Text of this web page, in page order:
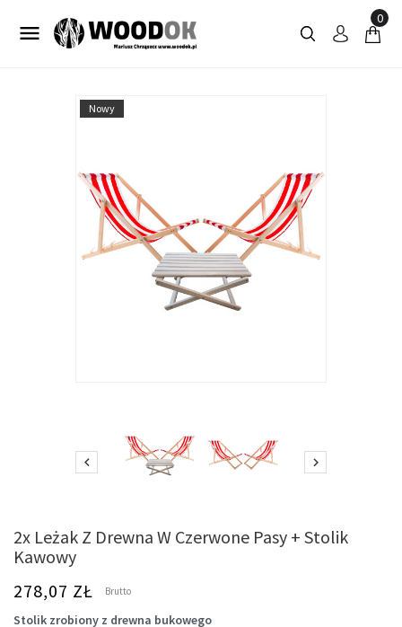

0
Nowy
 
2x Leżak Z Drewna W Czerwone Pasy + Stolik
Kawowy
278,07 ZŁ
Brutto
Stolik zrobiony z drewna bukowego